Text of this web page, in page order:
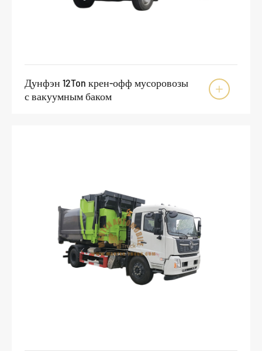
Дунфэн 12Ton крен-офф мусоровозы
с вакуумным баком
